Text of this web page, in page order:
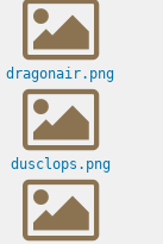
dragonair.png
dusclops.png